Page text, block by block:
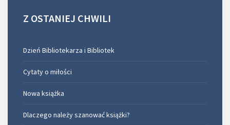
Z OSTANIEJ CHWILI
Dzień Bibliotekarza i Bibliotek
Cytaty o miłości
Nowa książka
Dlaczego należy szanować książki?